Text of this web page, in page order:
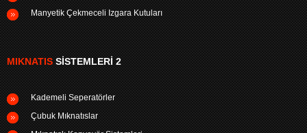
Manyetik Çekmeceli Izgara Kutuları
MIKNATISSISTEMLERI 2
Kademeli Seperatörler
Çubuk Mıknatıslar